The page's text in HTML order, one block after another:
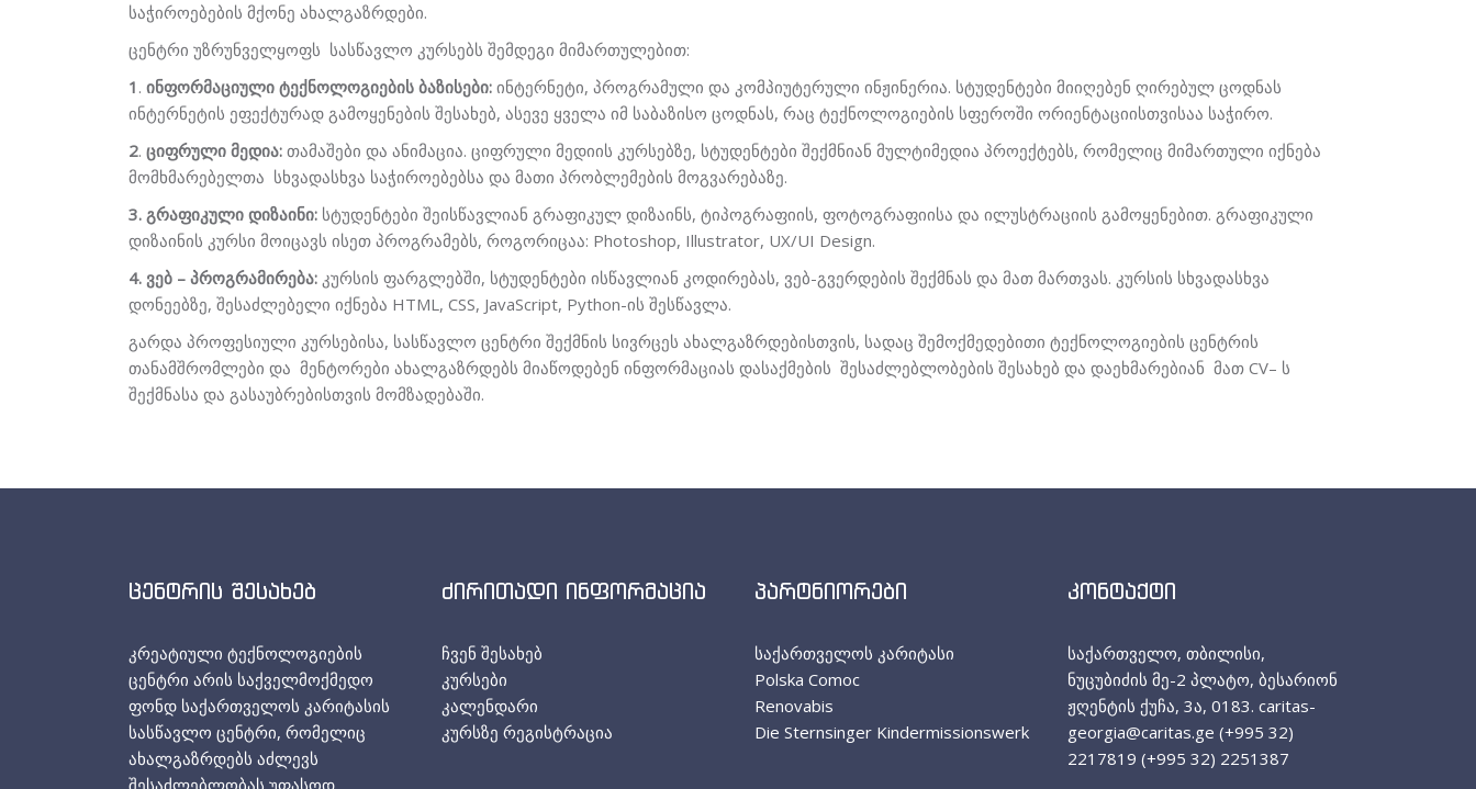
საჭიროებების მქონე ახალგაზრდები.
ცენტრი უზრუნველყოფს სასწავლო კურსებს შემდეგი მიმართულებით:
1 . ინფორმაციული ტექნოლოგიების ბაზისები: ინტერნეტი, პროგრამული და კომპიუტერული ინჟინერია. სტუდენტები მიიღებენ ღირებულ ცოდნას
ინტერნეტის ეფექტურად გამოყენების შესახებ, ასევე ყველა იმ საბაზისო ცოდნას, რაც ტექნოლოგიების სფეროში ორიენტაციისთვისაა საჭირო.
2. ციფრული მედია: თამაშები და ანიმაცია. ციფრული მედიის კურსებზე, სტუდენტები შექმნიან მულტიმედია პროექტებს, რომელიც მიმართული იქნება
მომხმარებელთა სხვადასხვა საჭიროებებსა და მათი პრობლემების მოგვარებაზე.
3. გრაფიკული დიზაინი: სტუდენტები შეისწავლიან გრაფიკულ დიზაინს, ტიპოგრაფიის, ფოტოგრაფიისა და ილუსტრაციის გამოყენებით. გრაფიკული
დიზაინის კურსი მოიცავს ისეთ პროგრამებს, როგორიცაა: Photoshop, Illustrator, UX/UI Design.
4. ვებ – პროგრამირება: კურსის ფარგლებში, სტუდენტები ისწავლიან კოდირებას, ვებ-გვერდების შექმნას და მათ მართვას. კურსის სხვადასხვა
დონეებზე, შესაძლებელი იქნება HTML, CSS, JavaScript, Python-ის შესწავლა.
გარდა პროფესიული კურსებისა, სასწავლო ცენტრი შექმნის სივრცეს ახალგაზრდებისთვის, სადაც შემოქმედებითი ტექნოლოგიების ცენტრის
თანამშრომლები და მენტორები ახალგაზრდებს მიაწოდებენ ინფორმაციას დასაქმების შესაძლებლობების შესახებ და დაეხმარებიან მათ CV– ს
შექმნასა და გასაუბრებისთვის მომზადებაში.
ცენტრის შესახებ
კრეატიული ტექნოლოგიების
ცენტრი არის საქველმოქმედო
ფონდ საქართველოს კარიტასის
სასწავლო ცენტრი, რომელიც
ახალგაზრდებს აძლევს
შესაძლებლობას უფასოდ
ძირითადი ინფორმაცია
ჩვენ შესახებ
კურსები
კალენდარი
კურსზე რეგისტრაცია
პარტნიორები
საქართველოს კარიტასი
Polska Comoc
Renovabis
Die Sternsinger Kindermissionswerk
კონტაქტი
საქართველო, თბილისი,
ნუცუბიძის მე-2 პლატო, ბესარიონ
ჟღენტის ქუჩა, 3ა, 0183. caritas-
georgia@caritas.ge (+995 32)
2217819 (+995 32) 2251387